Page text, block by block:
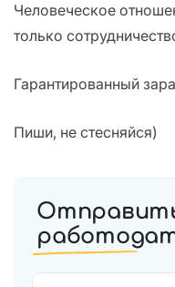
Человеческое
только
Гарантированный
Пиши, не стесняйся)